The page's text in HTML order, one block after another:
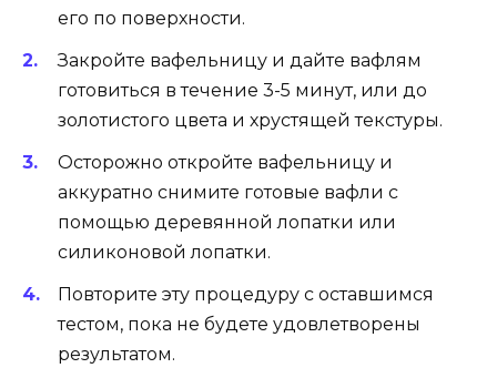
его по поверхности.
Закройте вафельницу и дайте вафлям
готовиться в течение 3-5 минут, или до
золотистого цвета и хрустящей текстуры.
Осторожно откройте вафельницу и
аккуратно снимите готовые вафли с
помощью деревянной лопатки или
силиконовой лопатки.
Повторите эту процедуру с оставшимся
тестом, пока не будете удовлетворены
результатом.